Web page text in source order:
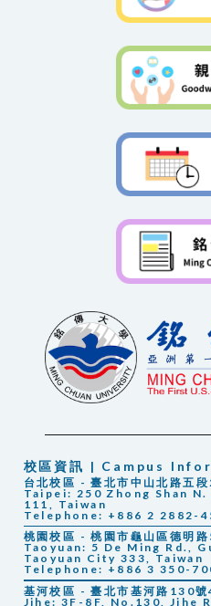
校區資訊 | Campus
台北校區 - 臺北市中山北路
Taipei: 250 Zhong Shan
111, Taiwan
Telephone: +886 2 2882-
桃園校區 - 桃園市龜山區德明
Taoyuan: 5 De Ming Rd.,
Taoyuan City 333, Taiwan
Telephone: +886 3 350-
基河校區 - 臺北市基河路130
Jihe: 3F-8F, No.130, Jihe